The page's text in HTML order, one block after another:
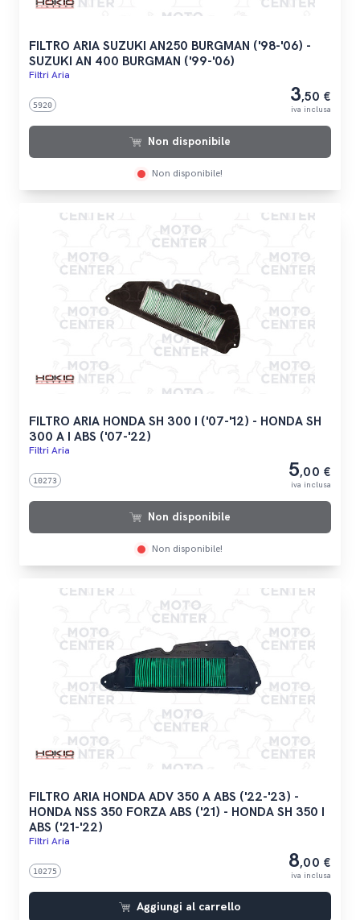
FILTRO ARIA SUZUKI AN250 BURGMAN ('98-'06) -
SUZUKI AN 400 BURGMAN ('99-'06)
Filtri Aria
5920 3,50 €
iva inclusa
Non disponibile
Non disponibile!
FILTRO ARIA HONDA SH 300 I ('07-'12) - HONDA SH
300 A I ABS ('07-'22)
Filtri Aria
10273 5,00 €
iva inclusa
Non disponibile
Non disponibile!
FILTRO ARIA HONDA ADV 350 A ABS ('22-'23) -
HONDA NSS 350 FORZA ABS ('21) - HONDA SH 350 I
ABS ('21-'22)
Filtri Aria
10275 8,00 €
iva inclusa
Aggiungi al carrello